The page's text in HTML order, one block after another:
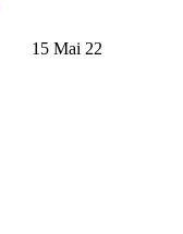
15 Mai 22